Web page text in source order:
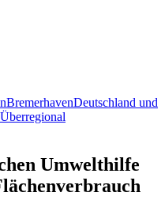
BremerhavenDeutschland und
Überregional
Umwelthilfe